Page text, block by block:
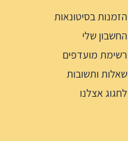
הזמנות בסיטונאות
החשבון שלי
רשימת מועדפים
שאלות ותשובות
לחגוג אצלנו